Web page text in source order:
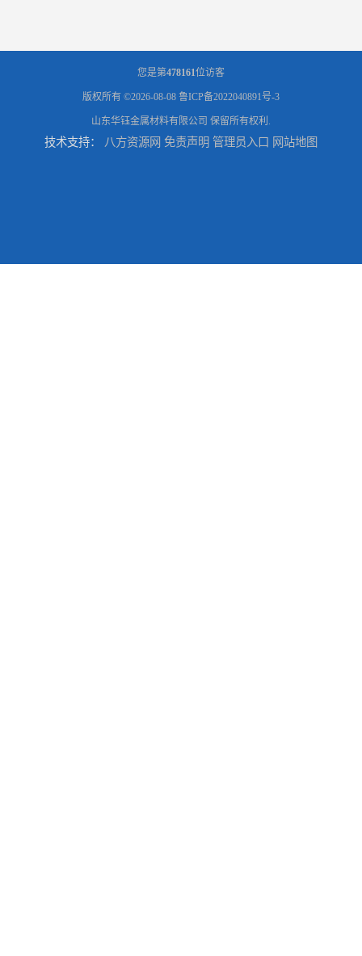
您是第478161位访客
版权所有 ©2026-08-08 鲁ICP备2022040891号-3
山东华钰金属材料有限公司 保留所有权利.
技术支持： 八方资源网 免责声明 管理员入口 网站地图